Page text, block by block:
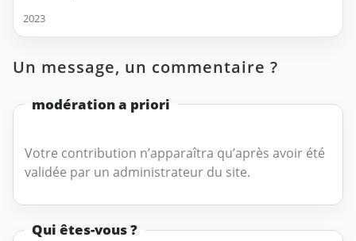
2023
Un message, un commentaire ?
modération a priori
Votre contribution n’apparaîtra qu’après avoir été
validée par un administrateur du site.
Qui êtes-vous ?